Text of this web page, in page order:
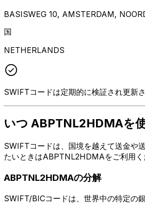
BASISWEG 10, AMSTERDAM,
国
NETHERLANDS
SWIFTコードは定期的に検証され更新
いつ ABPTNL2HDMAを
SWIFTコードは、国境を越えて送金や
たいときはABPTNL2HDMAをご利用く
ABPTNL2HDMAの分解
SWIFT/BICコードは、世界中の特定の